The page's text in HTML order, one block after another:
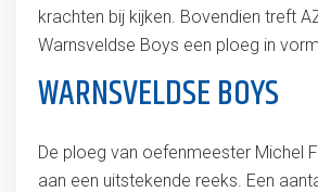
krachten bij kijken. Bovendien treft
Warnsveldse Boys een ploeg in
WARNSVELDSE BOYS
De ploeg van oefenmeester Michel
aan een uitstekende reeks. Een